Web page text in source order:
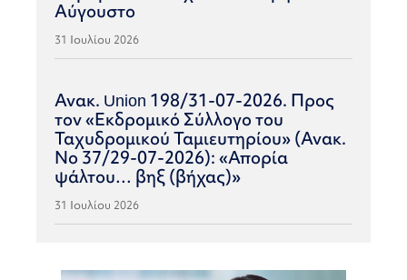
Αύγουστο
31 Ιουλίου 2026
Ανακ. Union 198/31-07-2026. Προς
τον «Εκδρομικό Σύλλογο του
Ταχυδρομικού Ταμιευτηρίου» (Ανακ.
Νο 37/29-07-2026): «Απορία
ψάλτου… βηξ (βήχας)»
31 Ιουλίου 2026